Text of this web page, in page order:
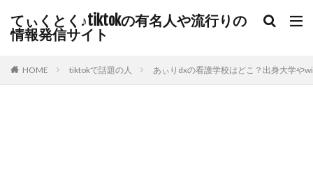
てぃくとく♪tiktokの有名人や流行りの
情報発信サイト
HOME tiktokで話題の人 あぃりdxの看護学校はどこ？出身大学や